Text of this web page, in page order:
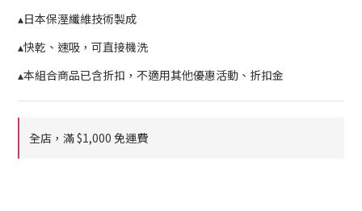
▴日本保溼纖維技術製成
▴快乾、速吸，可直接機洗
▴本組合商品已含折扣，不適用其他優惠活動、折扣金
全店，滿 $1,000 免運費